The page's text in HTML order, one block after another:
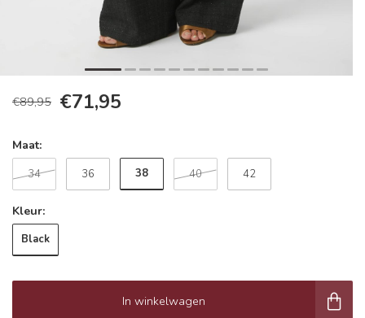
€89,95 €71,95
Maat:
34 36 38 40 42
Kleur:
Black
In winkelwagen